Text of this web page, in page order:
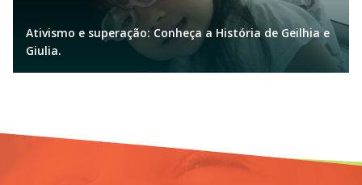
Ativismo e superação: Conheça a História de Geilhia e
Giulia.